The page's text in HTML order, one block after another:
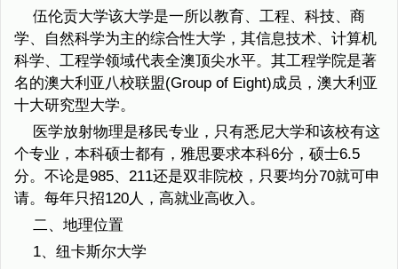
伍伦贡大学该大学是一所以教育、工程、科技、商
学、自然科学为主的综合性大学，其信息技术、计算机
科学、工程学领域代表全澳顶尖水平。其工程学院是著
名的澳大利亚八校联盟(Group of Eight)成员，澳大利亚
十大研究型大学。
医学放射物理是移民专业，只有悉尼大学和该校有这
个专业，本科硕士都有，雅思要求本科6分，硕士6.5
分。不论是985、211还是双非院校，只要均分70就可申
请。每年只招120人，高就业高收入。
二、地理位置
1、纽卡斯尔大学